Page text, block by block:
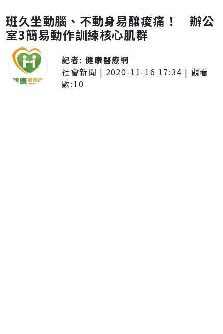
班久坐動腦、不動身易釀痠痛！ 辦公
室3簡易動作訓練核心肌群
記者:健康醫療網
社會新聞 | 2020-11-16 17:34 | 觀看
數:10